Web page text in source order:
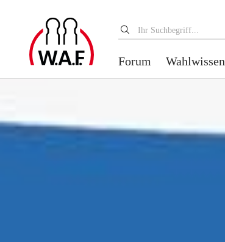
Forum Wahlwissen